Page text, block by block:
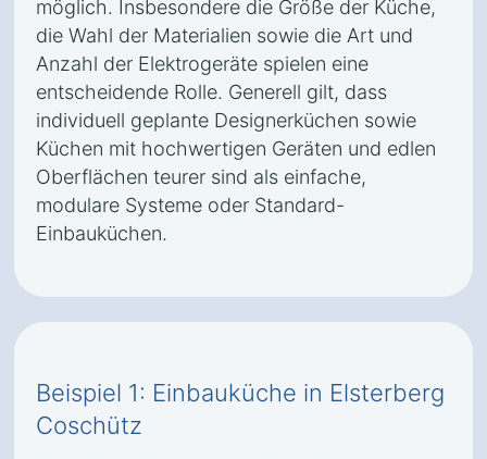
möglich. Insbesondere die Größe der Küche,
die Wahl der Materialien sowie die Art und
Anzahl der Elektrogeräte spielen eine
entscheidende Rolle. Generell gilt, dass
individuell geplante Designerküchen sowie
Küchen mit hochwertigen Geräten und edlen
Oberflächen teurer sind als einfache,
modulare Systeme oder Standard-
Einbauküchen.
Beispiel 1: Einbauküche in Elsterberg
Coschütz